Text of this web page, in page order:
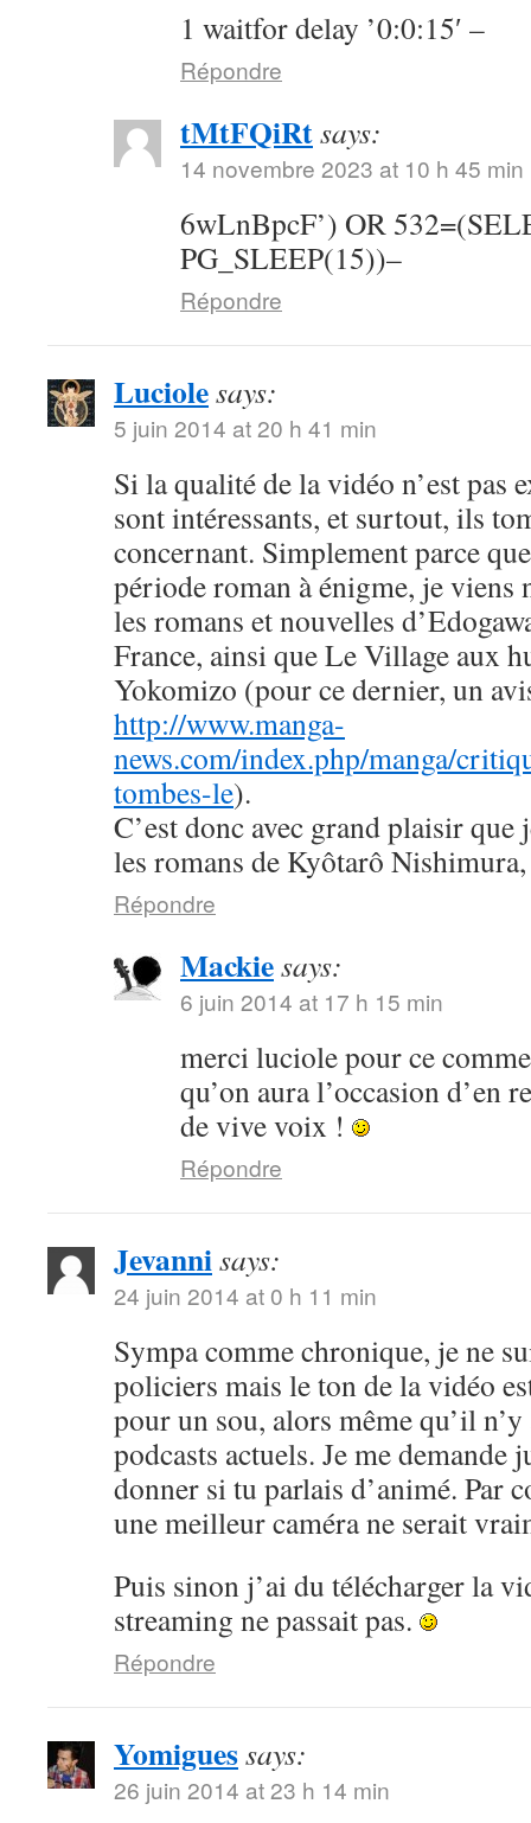
1 waitfor delay ’0:0:15′ –
Répondre
tMtFQiRtsays:
14 novembre 2023 at 10 h 45 min
6wLnBpcF’) OR
PG_SLEEP(15))–
Répondre
Luciolesays:
5 juin 2014 at 20 h 41 min
Si la qualité de la vidéo n’est pas
sont intéressants, et surtout, ils
concernant. Simplement parce
période roman à énigme, je viens
les romans et nouvelles
France, ainsi que Le Village aux
Yokomizo (pour ce dernier, un
http://www.manga-
news.com/index.php/manga/
tombes-le).
C’est donc avec grand plaisir que
les romans de Kyôtarô
Répondre
Mackiesays:
6 juin 2014 at 17 h 15 min
merci luciole pour ce
qu’on aura l’occasion d’en
de vive voix !
Répondre
Jevannisays:
24 juin 2014 at 0 h 11 min
Sympa comme chronique, je ne
policiers mais le ton de la vidéo
pour un sou, alors même qu’il
podcasts actuels. Je me demande
donner si tu parlais d’animé. Par
une meilleur caméra ne serait
Puis sinon j’ai du télécharger la
streaming ne passait pas.
Répondre
Yomiguessays:
26 juin 2014 at 23 h 14 min